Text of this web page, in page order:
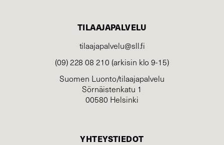
TILAAJAPALVELU
tilaajapalvelu@sll.fi
(09) 228 08 210 (arkisin klo 9-15)
Suomen Luonto/tilaajapalvelu
Sörnäistenkatu 1
00580 Helsinki
YHTEYSTIEDOT